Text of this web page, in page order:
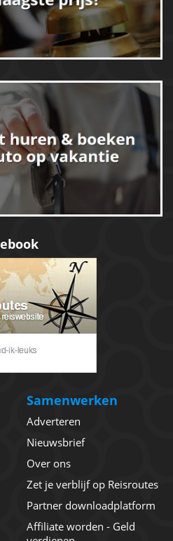
Samenwerken
Adverteren
Nieuwsbrief
Over ons
Zet je verblijf op Reisroutes
Partner downloadplatform
Affiliate worden - Geld